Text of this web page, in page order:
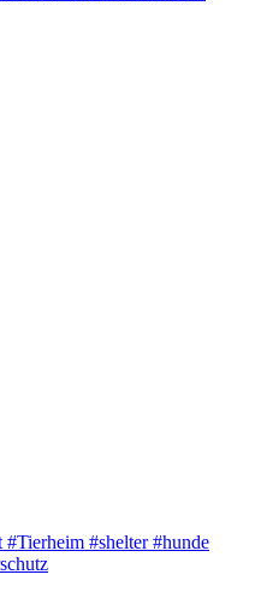
#shelter #hunde